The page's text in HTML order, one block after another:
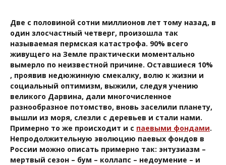
Две с половиной сотни миллионов лет тому назад, в
один злосчастный четверг, произошла так
называемая пермская катастрофа. 90% всего
живущего на Земле практически моментально
вымерло по неизвестной причине. Оставшиеся 10%
, проявив недюжинную смекалку, волю к жизни и
социальный оптимизм, выжили, следуя учению
великого Дарвина, дали многочисленное
разнообразное потомство, вновь заселили планету,
вышли из моря, слезли с деревьев и стали нами.
Примерно то же происходит и с паевыми фондами.
Непродолжительную эволюцию паевых фондов в
России можно описать примерно так: энтузиазм –
мертвый сезон – бум – коллапс – недоумение – и